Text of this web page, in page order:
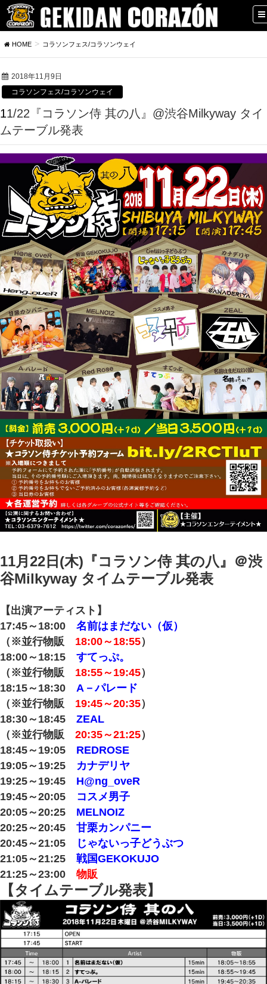
HOME コラソンフェス/コラソンウェイ
2018年11月9日
コラソンフェス/コラソンウェイ
11/22『コラソン侍 其の八』@渋谷Milkyway タイ
ムテーブル発表
11月22日(木)『コラソン侍 其の八』＠渋
谷Milkyway タイムテーブル発表
【出演アーティスト】
17:45～18:00 名前はまだない（仮）
（※並行物販 18:00～18:55）
18:00～18:15 すてっぷ。
（※並行物販 18:55～19:45）
18:15～18:30 A－パレード
（※並行物販 19:45～20:35）
18:30～18:45 ZEAL
（※並行物販 20:35～21:25）
18:45～19:05 REDROSE
19:05～19:25 カナデリヤ
19:25～19:45 H@ng_oveR
19:45～20:05 コスメ男子
20:05～20:25 MELNOIZ
20:25～20:45 甘栗カンパニー
20:45～21:05
じゃないっ子どうぶつ
21:05～21:25 戦国GEKOKUJO
21:25～23:00 物販
【タイムテーブル発表】